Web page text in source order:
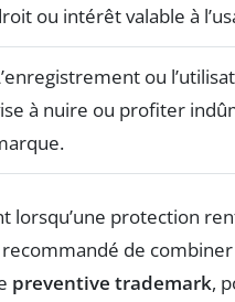
ou intérêt valable à
ou
à nuire ou profiter
lorsqu’une protection
de
preventive trademark,